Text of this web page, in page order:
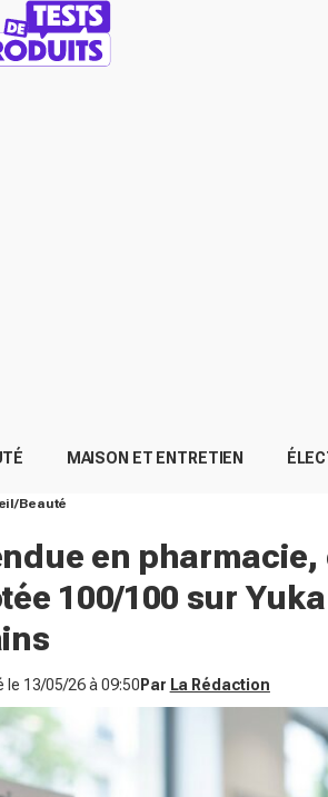
MAISON ET ENTRETIEN
Beauté
en
100/100 sur
le 13/05/26 à 09:50 Par La Rédaction